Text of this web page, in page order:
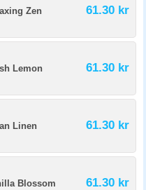
Zen 61.30 kr
Lemon 61.30 kr
Linen 61.30 kr
Blossom 61.30 kr